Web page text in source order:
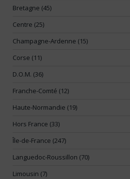
Bretagne (45)
Centre (25)
Champagne-Ardenne (15)
Corse (11)
D.O.M. (36)
Franche-Comté (12)
Haute-Normandie (19)
Hors France (33)
Île-de-France (247)
Languedoc-Roussillon (70)
Limousin (7)